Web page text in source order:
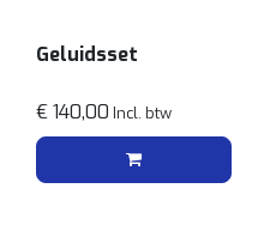
Geluidsset
€ 140,00 Incl. btw